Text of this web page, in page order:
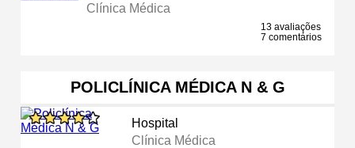
Clínica Médica
13 avaliações
7 comentários
POLICLÍNICA MÉDICA N & G
Hospital
Clínica Médica